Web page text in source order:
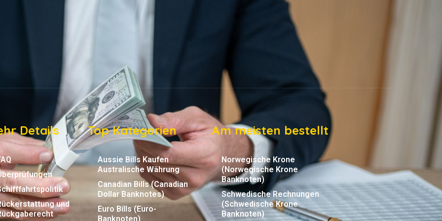
Details
und
Top Kategorien
Aussie Bills Kaufen
Australische Währung
Canadian Bills (Canadian
Dollar Banknotes)
Euro Bills (Euro-
Banknoten)
Am meisten bestellt
Norwegische Krone
(Norwegische Krone
Banknoten)
Schwedische Rechnungen
(Schwedische Krone
Banknoten)